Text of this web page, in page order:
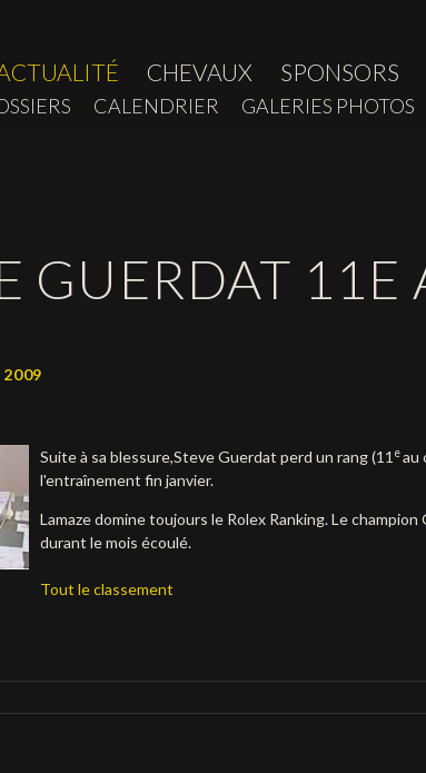
CHEVAUX SPONSORS
CALENDRIER GALERIES PHOTOS
GUERDAT
2009
Suite à sa blessure,Steve Guerdat perd un rang (11 eau
l'entraînement fin janvier.
Lamaze domine toujours le Rolex Ranking. Le
durant le mois écoulé.
Tout le classement